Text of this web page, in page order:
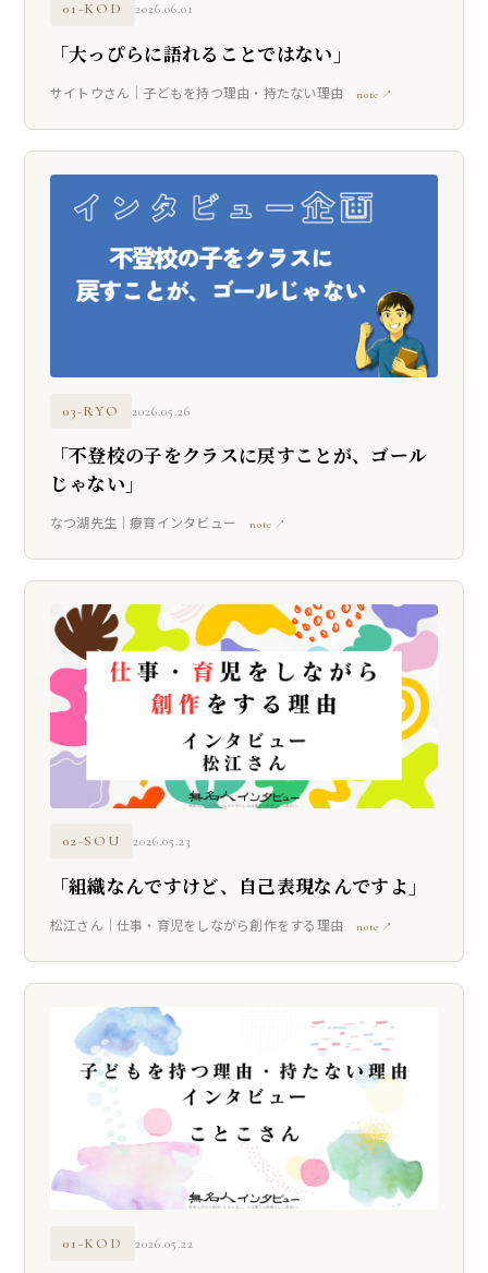
01-KOD 2026.06.01
「大っぴらに語れることではない」
サイトウさん｜子どもを持つ理由・持たない理由note ↗
03-RYO 2026.05.26
「不登校の子をクラスに戻すことが、ゴール
じゃない」
なつ湖先生｜療育インタビューnote ↗
02-SOU 2026.05.23
「組織なんですけど、自己表現なんですよ」
松江さん｜仕事・育児をしながら創作をする理由note ↗
01-KOD 2026.05.22